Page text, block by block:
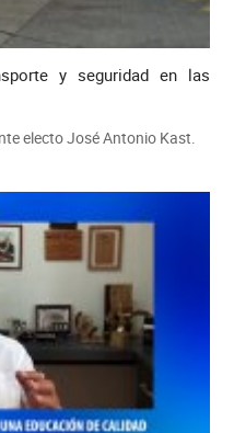
y seguridad en las
electo José Antonio Kast.